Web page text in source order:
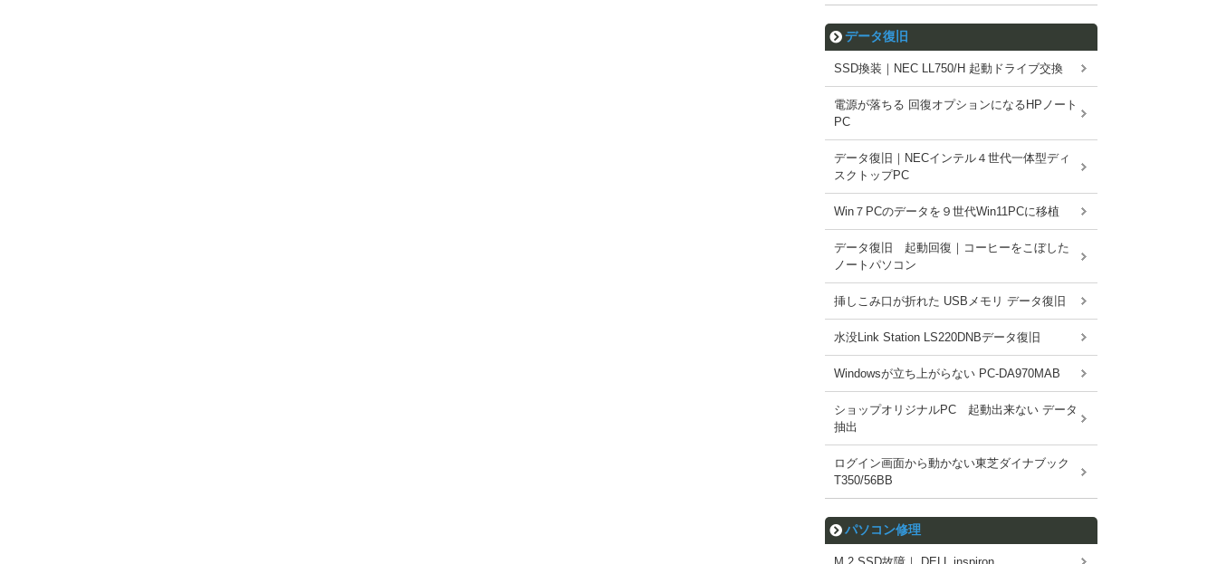
データ復旧
SSD換装｜NEC LL750/H 起動ドライブ交換
電源が落ちる 回復オプションになるHPノート
PC
データ復旧｜NECインテル４世代一体型ディ
スクトップPC
Win７PCのデータを９世代Win11PCに移植
データ復旧 起動回復｜コーヒーをこぼした
ノートパソコン
挿しこみ口が折れた USBメモリ データ復旧
水没Link Station LS220DNBデータ復旧
Windowsが立ち上がらない PC-DA970MAB
ショップオリジナルPC 起動出来ない データ
抽出
ログイン画面から動かない東芝ダイナブック
T350/56BB
パソコン修理